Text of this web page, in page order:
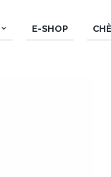
E-SHOP